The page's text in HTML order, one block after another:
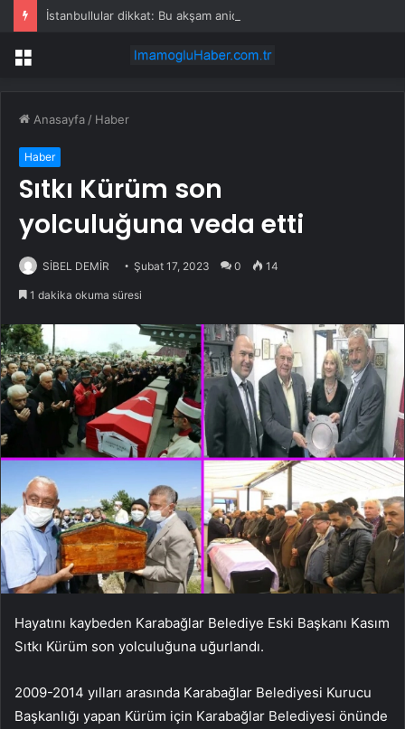
İstanbullular dikkat: Bu akşam aniden bastırabilir!
Menü
Anasayfa / Haber
Haber
Sıtkı Kürüm son
yolculuğuna veda etti
SİBEL DEMİR Şubat 17, 2023 0 14
1 dakika okuma süresi
Hayatını kaybeden Karabağlar Belediye Eski Başkanı Kasım
Sıtkı Kürüm son yolculuğuna uğurlandı.
2009-2014 yılları arasında Karabağlar Belediyesi Kurucu
Başkanlığı yapan Kürüm için Karabağlar Belediyesi önünde